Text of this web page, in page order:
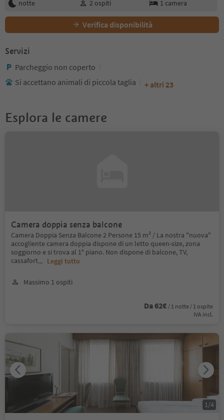
notte
2 ospiti 1 camera
Verifica disponibilità
Servizi
Parcheggio non coperto
Si accettano animali di piccola taglia
+ altri 23
Esplora le camere
Camera doppia senza balcone
Camera Doppia Senza Balcone 2 Persone 15 m² / La nostra "nuova"
accogliente camera doppia dispone di un letto queen-size, zona
soggiorno e si trova al 1° piano. Non dispone di balcone, TV,
cassafort... Leggi tutto
Massimo 1 ospiti
Da 62€ / 1 notte / 1 ospite
IVA incl.
1 /4